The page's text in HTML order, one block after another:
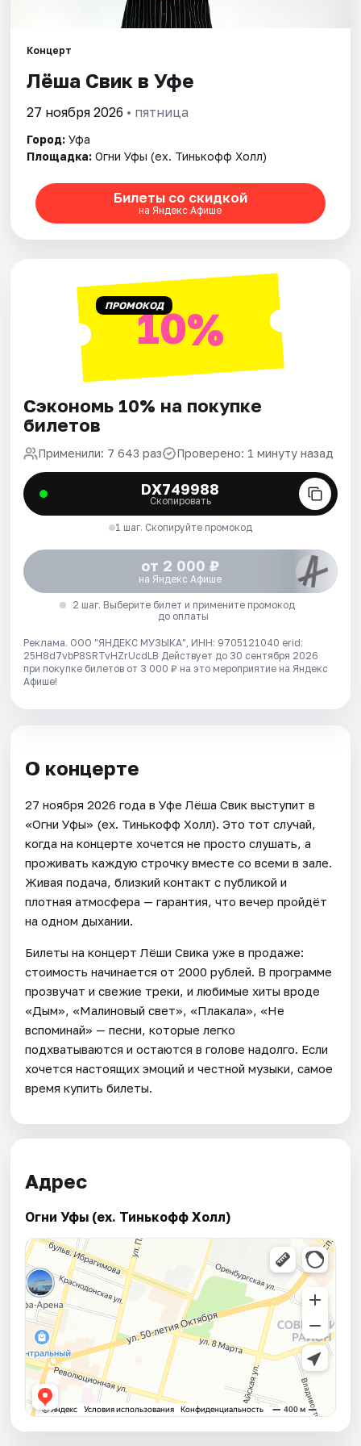
Артисты
Рейтинги
Концерт
Лёша Свик в Уфе
27 ноября 2026 • пятница
Город: Уфа
Площадка: Огни Уфы (ex. Тинькофф Холл)
Билеты со скидкой
на Яндекс Афише
ПРОМОКОД10%
Сэкономь 10% на покупке
билетов
Применили: 7 643 раз Проверено: 1 минуту назад
DX749988
Скопировать
1 шаг. Скопируйте промокод
от 2 000 ₽
на Яндекс Афише
2 шаг. Выберите билет и примените промокод
до оплаты
Реклама. ООО "ЯНДЕКС МУЗЫКА", ИНН: 9705121040 erid:
25H8d7vbP8SRTvHZrUcdLB Действует до 30 сентября 2026
при покупке билетов от 3 000 ₽ на это мероприятие на Яндекс
Афише!
О концерте
27 ноября 2026 года в Уфе Лёша Свик выступит в
«Огни Уфы» (ex. Тинькофф Холл). Это тот случай,
когда на концерте хочется не просто слушать, а
проживать каждую строчку вместе со всеми в зале.
Живая подача, близкий контакт с публикой и
плотная атмосфера — гарантия, что вечер пройдёт
на одном дыхании.
Билеты на концерт Лёши Свика уже в продаже:
стоимость начинается от 2000 рублей. В программе
прозвучат и свежие треки, и любимые хиты вроде
«Дым», «Малиновый свет», «Плакала», «Не
вспоминай» — песни, которые легко
подхватываются и остаются в голове надолго. Если
хочется настоящих эмоций и честной музыки, самое
время купить билеты.
Адрес
Огни Уфы (ex. Тинькофф Холл)